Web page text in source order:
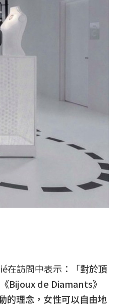
在訪問中表示：「對於頂
Bijoux de Diamants》
的理念，女性可以自由地